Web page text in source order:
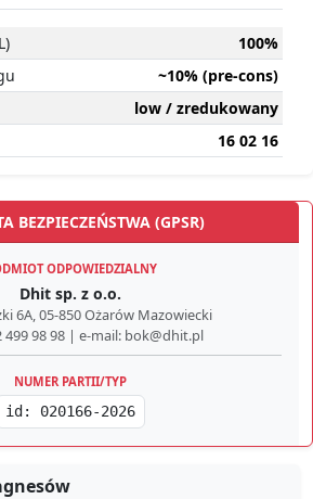
100%
~10% (pre-cons)
low / zredukowany
16 02 16
BEZPIECZEŃSTWA (GPSR)
ODPOWIEDZIALNY
Dhit sp. z o.o.
6A, 05-850 Ożarów Mazowiecki
499 98 98 | e-mail: bok@dhit.pl
NUMER PARTII/TYP
id: 020166-2026